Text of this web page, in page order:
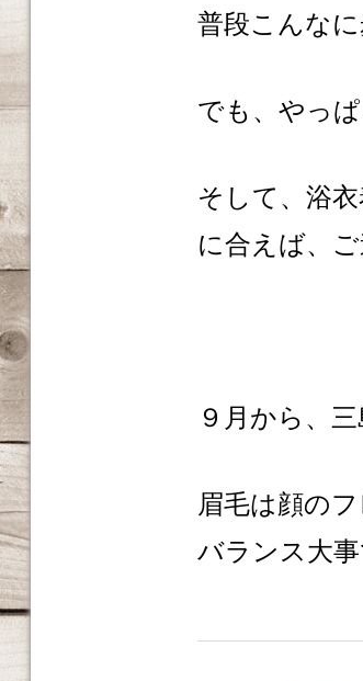
普段こんな
でも、やっ
そして、浴
に合えば、
９月から、
眉毛は顔の
バランス大